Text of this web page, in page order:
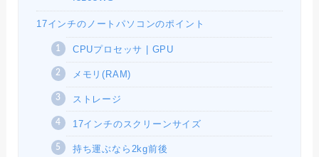
17インチのノートパソコンのポイント
CPUプロセッサ | GPU
メモリ(RAM)
ストレージ
17インチのスクリーンサイズ
持ち運ぶなら2kg前後